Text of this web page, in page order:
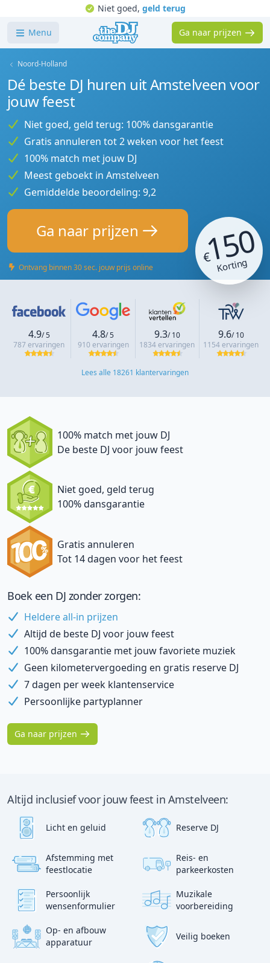
Niet goed, geld terug
Menu Ga naar prijzen
Noord-Holland
Dé beste DJ huren uit Amstelveen voor
jouw feest
Niet goed, geld terug: 100% dansgarantie
Gratis annuleren tot 2 weken voor het feest
100% match met jouw DJ
Meest geboekt in Amstelveen
Gemiddelde beoordeling: 9,2
Ga naar prijzen
Ontvang binnen 30 sec. jouw prijs online
€
150
Korting
4.9/ 5
787 ervaringen
4.8/ 5
910 ervaringen
9.3/ 10
1834 ervaringen
9.6/ 10
1154 ervaringen
Lees alle 18261 klantervaringen
100% match met jouw DJ
De beste DJ voor jouw feest
Niet goed, geld terug
100% dansgarantie
Gratis annuleren
Tot 14 dagen voor het feest
Boek een DJ zonder zorgen:
Heldere all-in prijzen
Altijd de beste DJ voor jouw feest
100% dansgarantie met jouw favoriete muziek
Geen kilometervergoeding en gratis reserve DJ
7 dagen per week klantenservice
Persoonlijke partyplanner
Ga naar prijzen
Altijd inclusief voor jouw feest in Amstelveen:
Licht en geluid Reserve DJ
?
:)
Afstemming met
feestlocatie
p
Reis- en
parkeerkosten
Persoonlijk
wensenformulier
Muzikale
voorbereiding
Op- en afbouw
apparatuur
Veilig boeken